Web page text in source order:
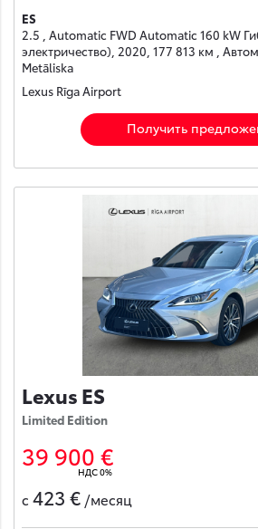
ES
2.5 , Automatic FWD Automatic 160 kW
электричество), 2020, 177 813 км ,
Metāliska
Lexus Rīga Airport
Получить
Lexus ES
Limited Edition
39 900 €
НДС 0%
с 423 € /месяц